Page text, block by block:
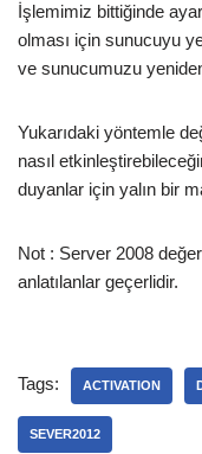
İşlemimiz bittiğinde
olması için sunucuyu
ve sunucumuzu
Yukarıdaki yöntemle
nasıl
duyanlar için yalın bir
Not : Server 2008
anlatılanlar geçerlidir.
Tags: ACTIVATION
SEVER2012